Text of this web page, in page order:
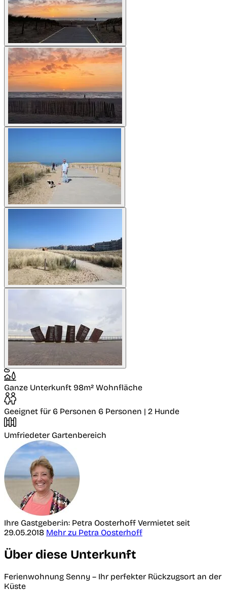
Ganze Unterkunft 98m² Wohnfläche
Geeignet für 6 Personen 6 Personen | 2 Hunde
Umfriedeter Gartenbereich
Ihre Gastgeber:in: Petra Oosterhoff Vermietet seit
29.05.2018 Mehr zu Petra Oosterhoff
Über diese Unterkunft
Ferienwohnung Senny – Ihr perfekter Rückzugsort an der
Küste